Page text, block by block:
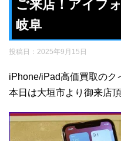
ご来店！アイフ
岐阜
投稿日： 2025年9月15日
iPhone/iPad高価買取のク
本日は大垣市より御来店頂